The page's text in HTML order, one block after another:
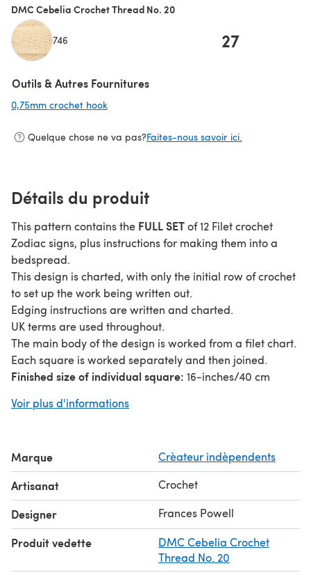
DMC Cebelia Crochet Thread No. 20
746 27
Outils & Autres Fournitures
0,75mm crochet hook
Quelque chose ne va pas?Faites-nous savoir ici.
Détails du produit
This pattern contains the FULL SETof 12 Filet crochet
Zodiac signs, plus instructions for making them into a
bedspread.
This design is charted, with only the initial row of crochet
to set up the work being written out.
Edging instructions are written and charted.
UK terms are used throughout.
The main body of the design is worked from a filet chart.
Each square is worked separately and then joined.
Finished size of individual square: 16-inches/40 cm
Gauge:Row 1: 5 mesh = 1-inch/2.5 cm. Rows 1-2= ½-
Voir plus d'informations
Marque Crèateur indèpendents
Artisanat Crochet
Designer Frances Powell
Produit vedette
DMC Cebelia Crochet
Thread No. 20